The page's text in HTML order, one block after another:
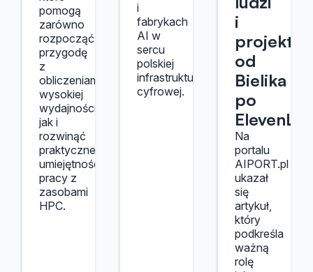
pomogą
zarówno
rozpocząć
przygodę
z
obliczeniami
wysokiej
wydajności,
jak i
rozwinąć
praktyczne
umiejętności
pracy z
zasobami
HPC.
i
fabrykach
AI w
sercu
polskiej
infrastruktury
cyfrowej.
i
od
Bielika
po
Na
portalu
AIPORT.pl
ukazał
się
artykuł,
który
podkreśla
ważną
rolę